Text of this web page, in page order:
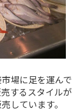
場に足を運んで
するスタイルが
しています。